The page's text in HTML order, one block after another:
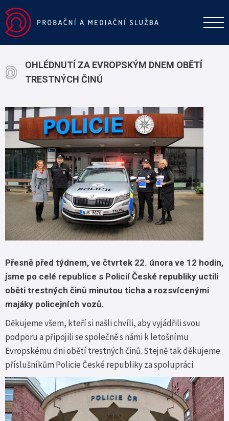
OHLÉDNUTÍ ZA EVROPSKÝM DNEM OBĚTÍ
TRESTNÝCH ČINŮ
Přesně před týdnem, ve čtvrtek 22. února ve 12 hodin,
jsme po celé republice s Policií České republiky uctili
oběti trestných činů minutou ticha a rozsvícenými
majáky policejních vozů.
Děkujeme všem, kteří si našli chvíli, aby vyjádřili svou
podporu a připojili se společně s námi k letošnímu
Evropskému dni obětí trestných činů. Stejně tak děkujeme
příslušníkům Policie České republiky za spolupráci.